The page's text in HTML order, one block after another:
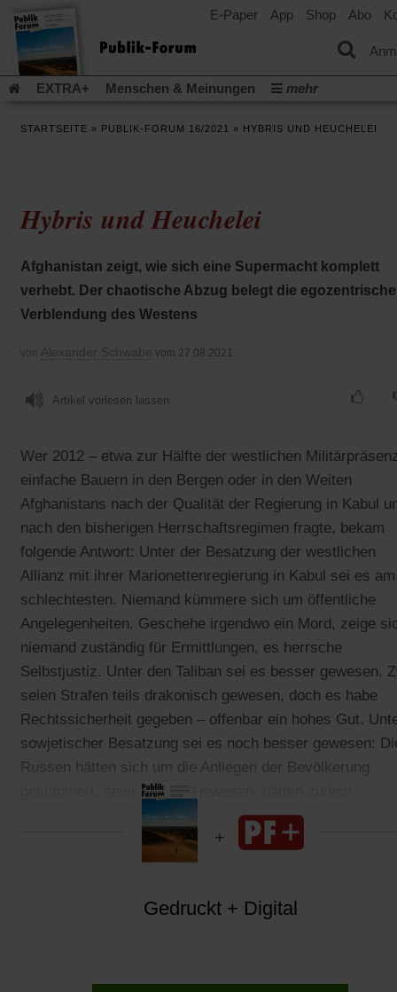
E-Paper App Shop Abo
EXTRA+ Menschen & Meinungen
mehr
Leserinitiative Publik-Forum e.V.
Die Erderwärmung
Urlaub und Nichtstun
einem
neuen
Tab)
einem
neuen
Tab)
Gleichberechtigung
Künstliche Intelligenz(Öffnet
einem
Was gibt
Krieg und Frieden(Öffnet
einem
Tab)
Gott neu denken Krieg in der Ukraine
Flucht und Migration
Video-Podcast »Veranstaltungen«
STARTSEITE » PUBLIK-FORUM 16/2021 » HYBRIS UND HEUCHELEI
Hybris und Heuchelei
Afghanistan zeigt, wie sich eine Supermacht komplett
verhebt. Der chaotische Abzug belegt die egozentrische
Verblendung des Westens
von Alexander Schwabe vom 27.08.2021
Artikel vorlesen lassen
Wer 2012 – etwa zur Hälfte der westlichen
einfache Bauern in den Bergen oder in den Weiten
Afghanistans nach der Qualität der Regierung in Kabul
nach den bisherigen Herrschaftsregimen fragte, bekam
folgende Antwort: Unter der Besatzung der westlichen
Allianz mit ihrer Marionettenregierung in Kabul sei es am
schlechtesten. Niemand kümmere sich um öffentliche
Angelegenheiten. Geschehe irgendwo ein Mord, zeige
niemand zuständig für Ermittlungen, es herrsche
Selbstjustiz. Unter den Taliban sei es besser gewesen.
seien Strafen teils drakonisch gewesen, doch es habe
Rechtssicherheit gegeben – offenbar ein hohes Gut.
sowjetischer Besatzung sei es noch besser gewesen:
Russen hätten sich um die Anliegen der Bevölkerung
gekümmert, seien vor Ort gewesen, hätten zudem
Krankenhäuser, Schulen und Straßen gebaut.
Gedruckt + Digital